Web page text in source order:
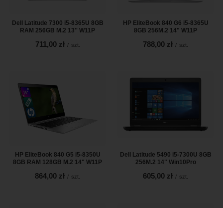
Dell Latitude 7300 i5-8365U 8GB
RAM 256GB M.2 13'' W11P
711,00 zł / szt.
HP EliteBook 840 G6 i5-8365U
8GB 256M.2 14" W11P
788,00 zł / szt.
HP EliteBook 840 G5 i5-8350U
8GB RAM 128GB M.2 14" W11P
864,00 zł / szt.
Dell Latitude 5490 i5-7300U 8GB
256M.2 14" Win10Pro
605,00 zł / szt.